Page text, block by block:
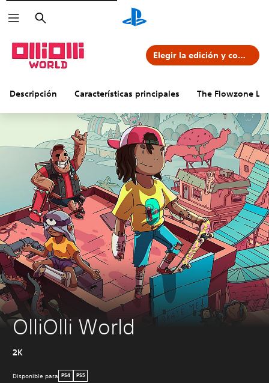
Buscar
Descripción Características principales The Flowzone
Elegir la edición y comprar
OlliOlli World
2K
Disponible para PS4 PS5